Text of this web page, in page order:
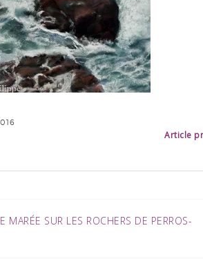
Article
MARÉE SUR LES ROCHERS DE PERROS-